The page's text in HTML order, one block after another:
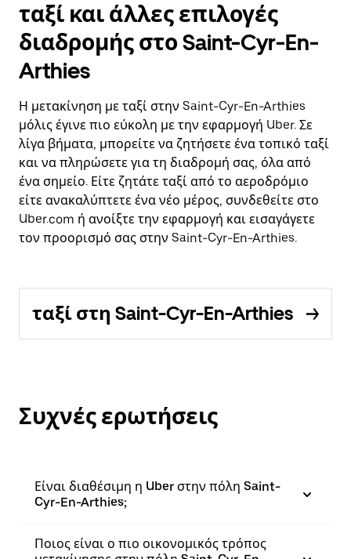
ταξί και άλλες επιλογές
διαδρομής στο Saint-Cyr-En-
Arthies
Η μετακίνηση με ταξί στην Saint-Cyr-En-Arthies
μόλις έγινε πιο εύκολη με την εφαρμογή Uber. Σε
λίγα βήματα, μπορείτε να ζητήσετε ένα τοπικό ταξί
και να πληρώσετε για τη διαδρομή σας, όλα από
ένα σημείο. Είτε ζητάτε ταξί από το αεροδρόμιο
είτε ανακαλύπτετε ένα νέο μέρος, συνδεθείτε στο
Uber.com ή ανοίξτε την εφαρμογή και εισαγάγετε
τον προορισμό σας στην Saint-Cyr-En-Arthies.
ταξί στη Saint-Cyr-En-Arthies
Συχνές ερωτήσεις
Είναι διαθέσιμη η Uber στην πόλη Saint-
Cyr-En-Arthies;
Ποιος είναι ο πιο οικονομικός τρόπος